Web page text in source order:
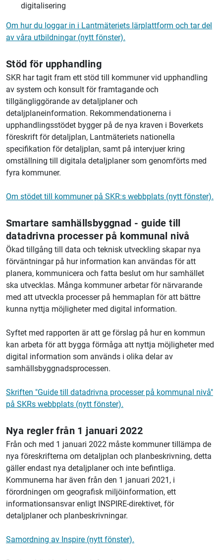
digitalisering
Om hur du loggar in i Lantmäteriets lärplattform och tar del
av våra utbildningar (nytt fönster).
Stöd för upphandling
SKR har tagit fram ett stöd till kommuner vid upphandling
av system och konsult för framtagande och
tillgängliggörande av detaljplaner och
detaljplaneinformation. Rekommendationerna i
upphandlingsstödet bygger på de nya kraven i Boverkets
föreskrift för detaljplan, Lantmäteriets nationella
specifikation för detaljplan, samt på intervjuer kring
omställning till digitala detaljplaner som genomförts med
fyra kommuner.
Om stödet till kommuner på SKR:s webbplats (nytt fönster).
Smartare samhällsbyggnad - guide till
datadrivna processer på kommunal nivå
Ökad tillgång till data och teknisk utveckling skapar nya
förväntningar på hur information kan användas för att
planera, kommunicera och fatta beslut om hur samhället
ska utvecklas. Många kommuner arbetar för närvarande
med att utveckla processer på hemmaplan för att bättre
kunna nyttja möjligheter med digital information.
Syftet med rapporten är att ge förslag på hur en kommun
kan arbeta för att bygga förmåga att nyttja möjligheter med
digital information som används i olika delar av
samhällsbyggnadsprocessen.
Skriften "Guide till datadrivna processer på kommunal nivå"
på SKRs webbplats (nytt fönster).
Nya regler från 1 januari 2022
Från och med 1 januari 2022 måste kommuner tillämpa de
nya föreskrifterna om detaljplan och planbeskrivning, detta
gäller endast nya detaljplaner och inte befintliga.
Kommunerna har även från den 1 januari 2021, i
förordningen om geografisk miljöinformation, ett
informationsansvar enligt INSPIRE-direktivet, för
detaljplaner och planbeskrivningar.
Samordning av Inspire (nytt fönster).